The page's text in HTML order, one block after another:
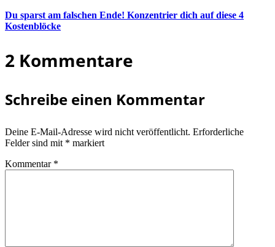
Gras
Du sparst am falschen Ende! Konzentrier dich auf diese 4
Kostenblöcke
2 Kommentare
Schreibe einen Kommentar
Deine E-Mail-Adresse wird nicht veröffentlicht. Erforderliche
Felder sind mit * markiert
Kommentar *